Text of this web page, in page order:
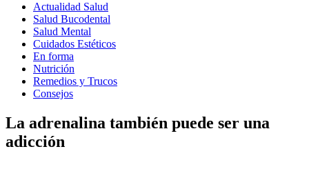
Actualidad Salud
Salud Bucodental
Salud Mental
Cuidados Estéticos
En forma
Nutrición
Remedios y Trucos
Consejos
La adrenalina también puede ser una
adicción